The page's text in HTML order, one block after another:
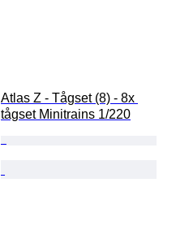
Atlas Z - Tågset (8) - 8x
tågset Minitrains 1/220